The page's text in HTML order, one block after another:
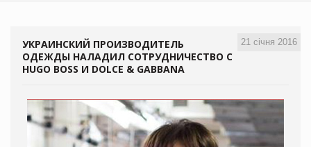
21 січня 2016
УКРАИНСКИЙ ПРОИЗВОДИТЕЛЬ
ОДЕЖДЫ НАЛАДИЛ СОТРУДНИЧЕСТВО С
HUGO BOSS И DOLCE & GABBANA